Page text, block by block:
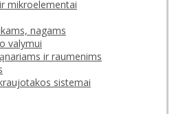
mikroelementai
nagams
valymui
ir raumenims
sistemai